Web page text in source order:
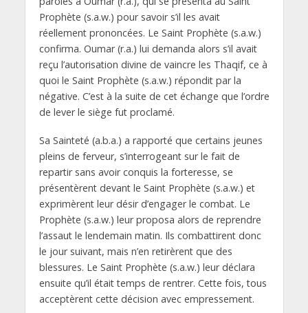
Prophète (s.a.w.) pour savoir s’il les avait
réellement prononcées. Le Saint Prophète (s.a.w.)
confirma. Oumar (r.a.) lui demanda alors s’il avait
reçu l’autorisation divine de vaincre les Thaqif, ce à
quoi le Saint Prophète (s.a.w.) répondit par la
négative. C’est à la suite de cet échange que l’ordre
de lever le siège fut proclamé.
Sa Sainteté (a.b.a.) a rapporté que certains jeunes
pleins de ferveur, s’interrogeant sur le fait de
repartir sans avoir conquis la forteresse, se
présentèrent devant le Saint Prophète (s.a.w.) et
exprimèrent leur désir d’engager le combat. Le
Prophète (s.a.w.) leur proposa alors de reprendre
l’assaut le lendemain matin. Ils combattirent donc
le jour suivant, mais n’en retirèrent que des
blessures. Le Saint Prophète (s.a.w.) leur déclara
ensuite qu’il était temps de rentrer. Cette fois, tous
acceptèrent cette décision avec empressement.